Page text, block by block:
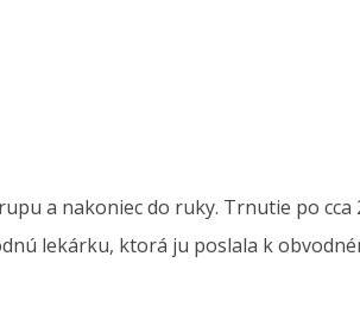
a nakoniec do ruky. Trnutie po cca
lekárku, ktorá ju poslala k